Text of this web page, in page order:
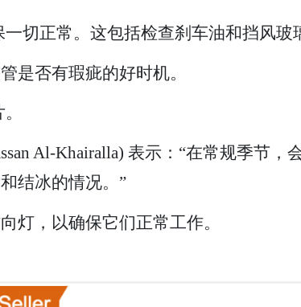
切正常。这包括检查刹车油和挡风玻
是否有瑕疵的好时机。
Al-Khairalla) 表示：“在常规季节
结冰的情况。”
灯，以确保它们正常工作。